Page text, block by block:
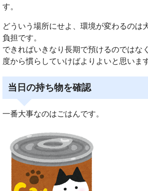
す。
どういう場所にせよ、環境が変わるのは
負担です。
できればいきなり長期で預けるのではな
度から慣らしていけばよりよいと思います
当日の持ち物を確認
一番大事なのはごはんです。